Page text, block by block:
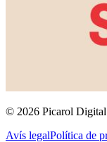
© 2026 Picarol
Avís legalPolítica de